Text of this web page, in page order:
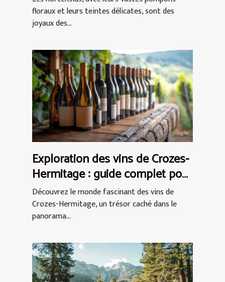
floraux et leurs teintes délicates, sont des
joyaux des...
Exploration des vins de Crozes-
Hermitage : guide complet pour
débutants
Découvrez le monde fascinant des vins de
Crozes-Hermitage, un trésor caché dans le
panorama...